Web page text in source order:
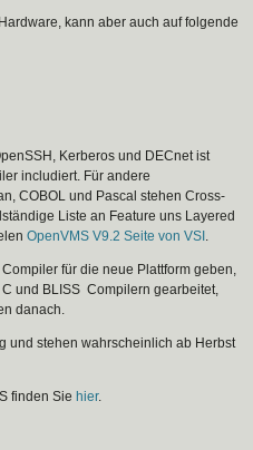
kann aber auch auf folgende
Kerberos und DECnet ist
includiert. Für andere
COBOL und Pascal stehen Cross-
Liste an Feature uns Layered
OpenVMS V9.2 Seite von VSI .
für die neue Plattform geben,
und BLISS Compilern gearbeitet,
danach.
und stehen wahrscheinlich ab Herbst
finden Sie hier.